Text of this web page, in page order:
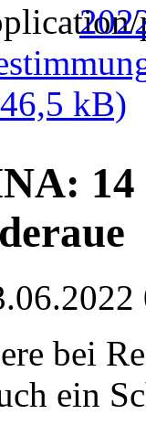
kB)
14
bei
ein